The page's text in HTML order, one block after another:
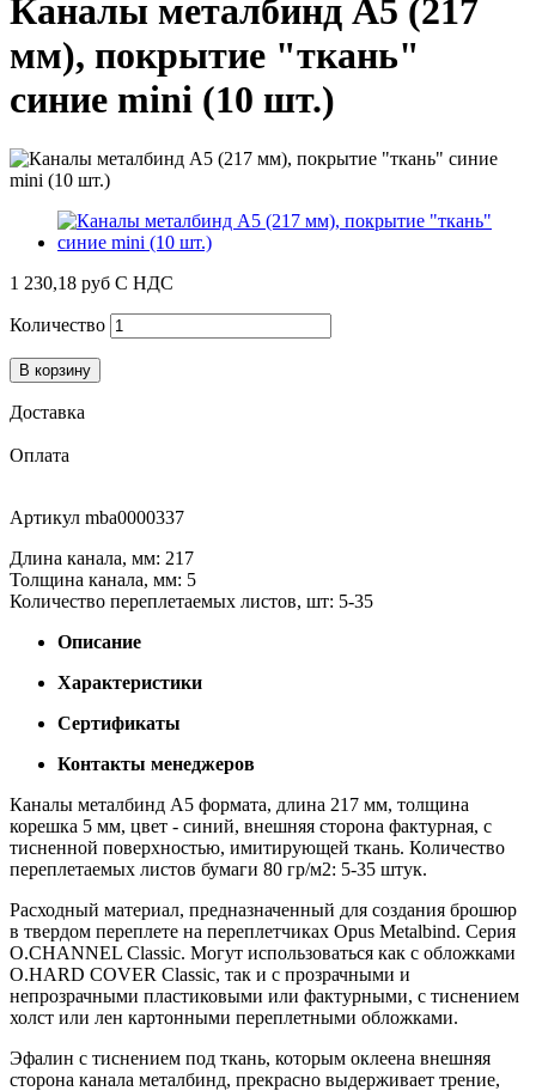
Каналы металбинд А5 (217
мм), покрытие "ткань"
синие mini (10 шт.)
1 230,18 руб С НДС
Количество
В корзину
Доставка
Оплата
Артикул mba0000337
Длина канала, мм: 217
Толщина канала, мм: 5
Количество переплетаемых листов, шт: 5-35
Описание
Характеристики
Сертификаты
Контакты менеджеров
Каналы металбинд А5 формата, длина 217 мм, толщина
корешка 5 мм, цвет - синий, внешняя сторона фактурная, с
тисненной поверхностью, имитирующей ткань. Количество
переплетаемых листов бумаги 80 гр/м2: 5-35 штук.
Расходный материал, предназначенный для создания брошюр
в твердом переплете на переплетчиках Opus Metalbind. Серия
O.CHANNEL Classic. Могут использоваться как с обложками
O.HARD COVER Classic, так и с прозрачными и
непрозрачными пластиковыми или фактурными, с тиснением
холст или лен картонными переплетными обложками.
Эфалин с тиснением под ткань, которым оклеена внешняя
сторона канала металбинд, прекрасно выдерживает трение,